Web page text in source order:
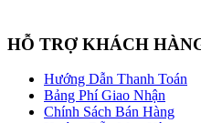
HỖ TRỢ KHÁCH
Hướng Dẫn Thanh Toán
Bảng Phí Giao Nhận
Chính Sách Bán Hàng